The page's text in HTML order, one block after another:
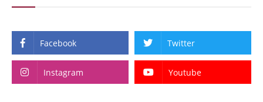
Facebook Twitter
Instagram Youtube